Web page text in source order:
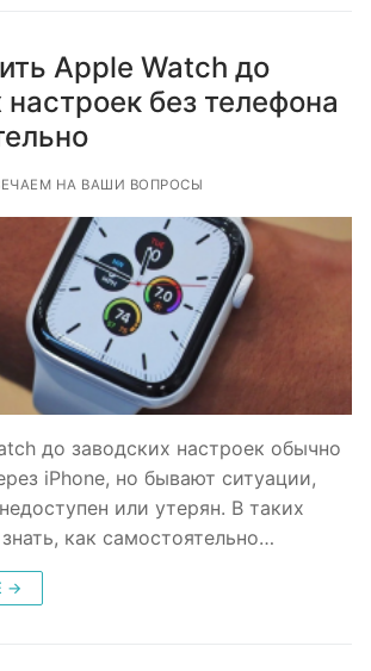
Apple Watch до
настроек без телефона
НА ВАШИ ВОПРОСЫ
до заводских настроек обычно
iPhone, но бывают ситуации,
или утерян. В таких
как самостоятельно…
→